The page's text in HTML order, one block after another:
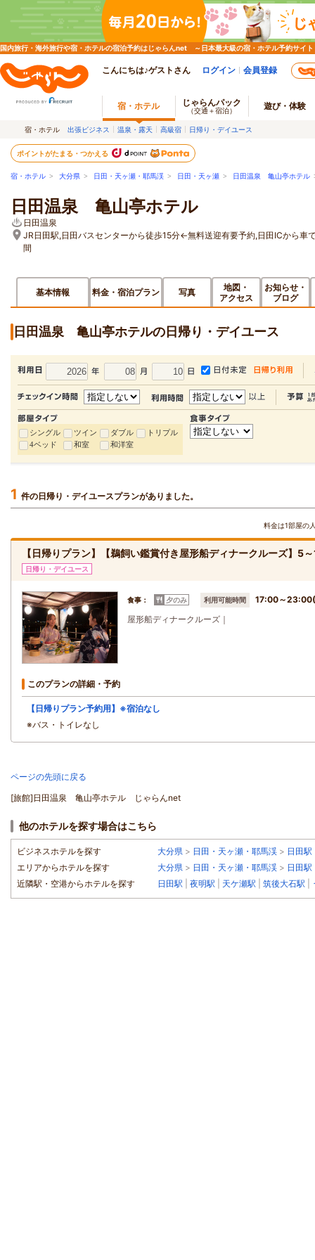
国内旅行・海外旅行や宿・ホテルの宿泊予約はじゃらんnet ～日本最大級の宿・ホテル予約サイト
こんにちは♪ゲストさん ログイン 会員登録
宿・ホテル じゃらんパック
（交通＋宿泊） 遊び・体験
宿・ホテル 出張ビジネス 温泉・露天 高級宿 日帰り・デイユース
ポイントがたまる・つかえる
宿・ホテル > 大分県 > 日田・天ヶ瀬・耶馬渓 > 日田・天ヶ瀬 > 日田温泉 亀山亭ホテル
日田温泉 亀山亭ホテル
日田温泉
JR日田駅,日田バスセンターから徒歩15分←無料送迎有要予約,日田ICから車
間
基本情報 料金・宿泊プラン 写真
地図・
アクセス
お知らせ・
ブログ
日田温泉 亀山亭ホテルの日帰り・デイユース
シングル ツイン ダブル
トリプル
4ベッド
和室 和洋室
1 件の日帰り・デイユースプランがありました。
料金は1部屋の
【日帰りプラン】【鵜飼い鑑賞付き屋形船ディナークルーズ】
日帰り・デイユース
食事： 夕のみ 利用可能時間
17:00～23:00(
屋形船ディナークルーズ｜
このプランの詳細・予約
【日帰りプラン予約用】※宿泊なし
※バス・トイレなし
ページの先頭に戻る
[旅館]日田温泉 亀山亭ホテル じゃらんnet
他のホテルを探す場合はこちら
ビジネスホテルを探す 大分県 > 日田・天ヶ瀬・耶馬渓 > 日田駅
エリアからホテルを探す
大分県 > 日田・天ヶ瀬・耶馬渓 > 日田駅
近隣駅・空港からホテルを探す
日田駅 夜明駅 天ケ瀬駅 筑後大石駅